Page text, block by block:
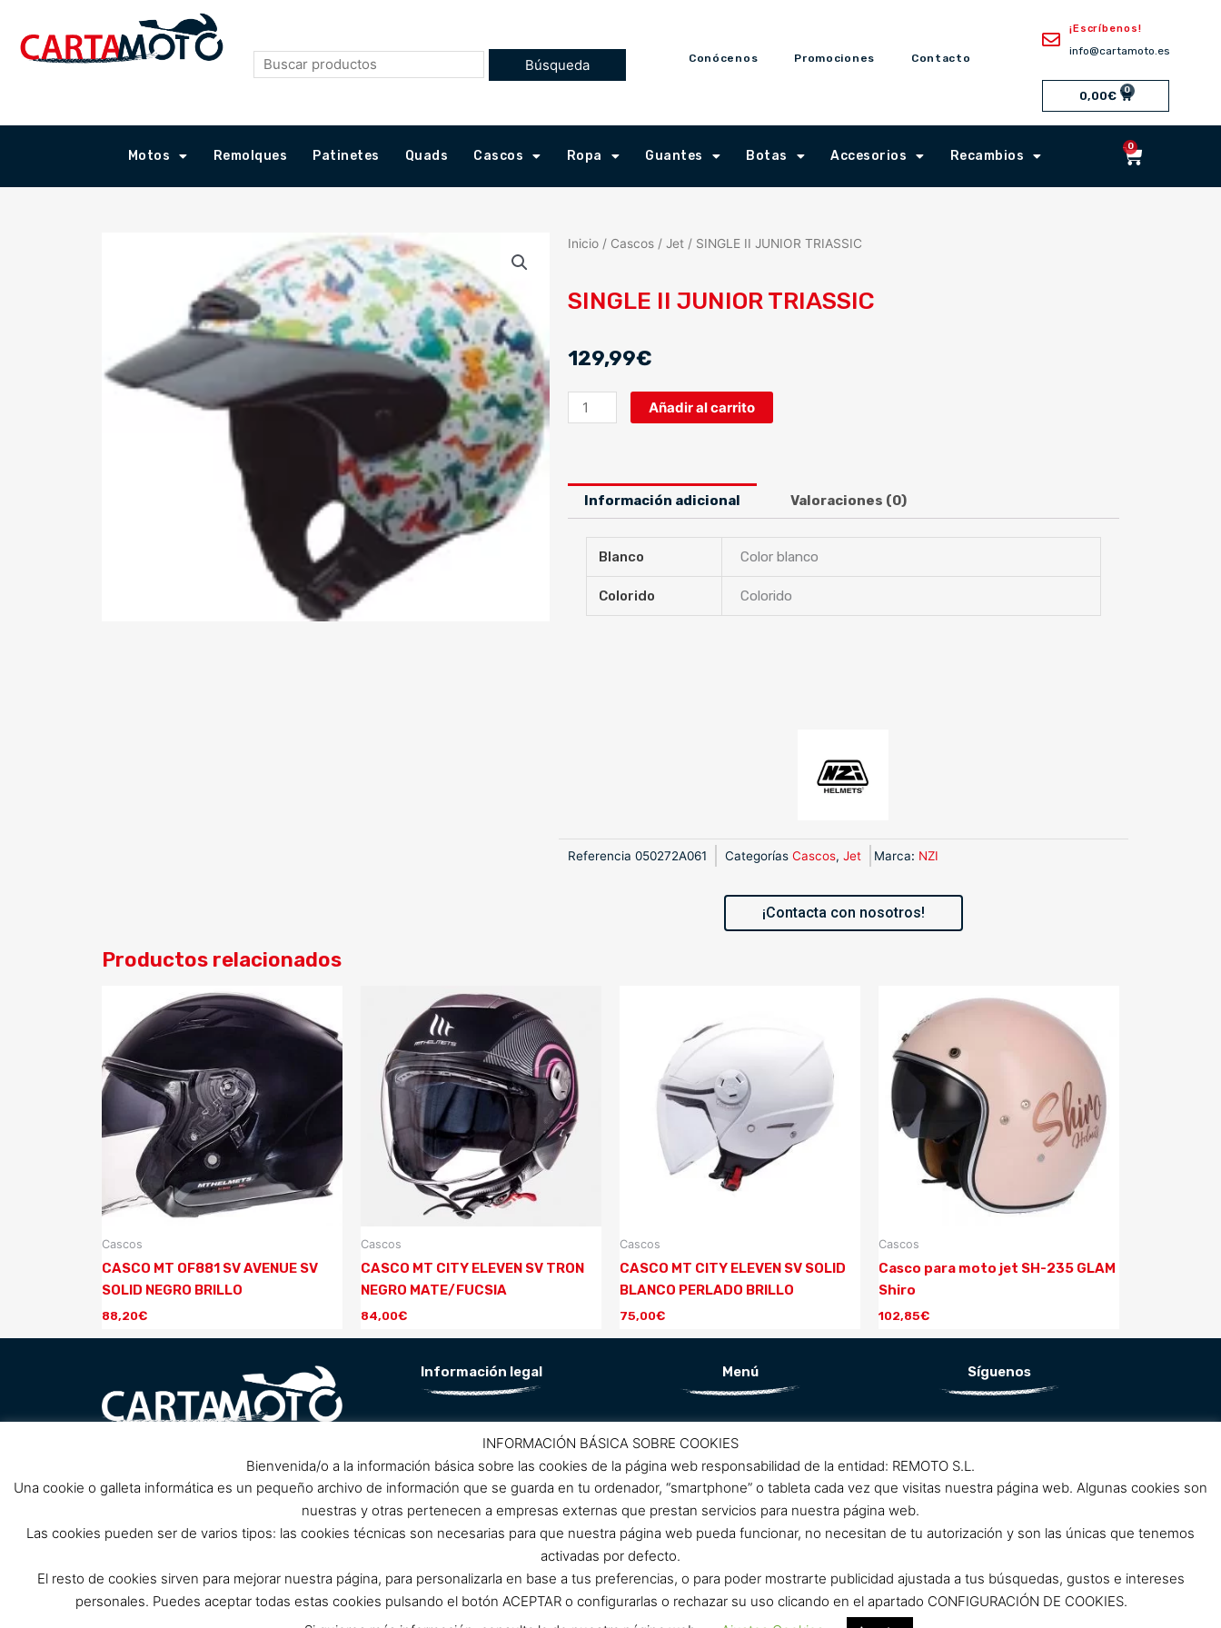
contenido
Conócenos Promociones Contacto
¡Escríbenos!
info@cartamoto.es
0,00€ 0Cart
Motos Remolques Patinetes Quads Cascos Ropa Guantes Botas Accesorios Recambios
0
Inicio/ Cascos/ Jet / SINGLE II JUNIOR TRIASSIC
SINGLE II JUNIOR TRIASSIC
129,99€
SINGLE
II
cantidad
Añadir al carrito
Información adicional Valoraciones (0)
Blanco Color blanco
Colorido Colorido
Referencia 050272A061 Categorías Cascos, Jet Marca: NZI
¡Contacta con nosotros!
Productos relacionados
Cascos
CASCO MT OF881 SV AVENUE SV
SOLID NEGRO BRILLO
88,20€
Cascos
CASCO MT CITY ELEVEN SV TRON
NEGRO MATE/FUCSIA
84,00€
Cascos
CASCO MT CITY ELEVEN SV SOLID
BLANCO PERLADO BRILLO
75,00€
Cascos
Casco para moto jet SH-235 GLAM
Shiro
102,85€
próximo Club de Cabos, Cartagena.
(Cerrado por reforma, solo tienda
info@cartamoto.es
Información legal
Política de privacidad
Política de protección de datos
Política de cookies
Condiciones de compra
Menú
Conócenos
Promociones
Contacto
Síguenos
F
c
e
o
k
I
t
g
a
m
INFORMACIÓN BÁSICA SOBRE COOKIES
Bienvenida/o a la información básica sobre las cookies de la página web responsabilidad de la entidad: REMOTO S.L.
Una cookie o galleta informática es un pequeño archivo de información que se guarda en tu ordenador, “smartphone” o tableta cada vez que visitas nuestra página web. Algunas cookies son
nuestras y otras pertenecen a empresas externas que prestan servicios para nuestra página web.
Las cookies pueden ser de varios tipos: las cookies técnicas son necesarias para que nuestra página web pueda funcionar, no necesitan de tu autorización y son las únicas que tenemos
activadas por defecto.
El resto de cookies sirven para mejorar nuestra página, para personalizarla en base a tus preferencias, o para poder mostrarte publicidad ajustada a tus búsquedas, gustos e intereses
personales. Puedes aceptar todas estas cookies pulsando el botón ACEPTAR o configurarlas o rechazar su uso clicando en el apartado CONFIGURACIÓN DE COOKIES.